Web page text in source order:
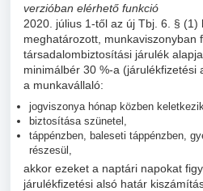
verzióban elérhető funkció
2020. július 1-től az új Tbj. 6. § (1)
meghatározott, munkaviszonyban
társadalombiztosítási járulék
minimálbér 30 %-a (járulékfizetési
a munkavállaló:
jogviszonya hónap közben
biztosítása szünetel,
táppénzben, baleseti táppénzben,
részesül,
akkor ezeket a naptári napokat
járulékfizetési alsó határ